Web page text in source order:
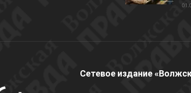
Сетевое издание